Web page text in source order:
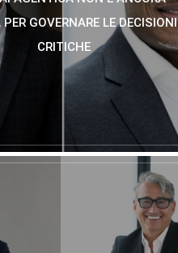
GOVERNARE LE DECISIONI
CRITICHE